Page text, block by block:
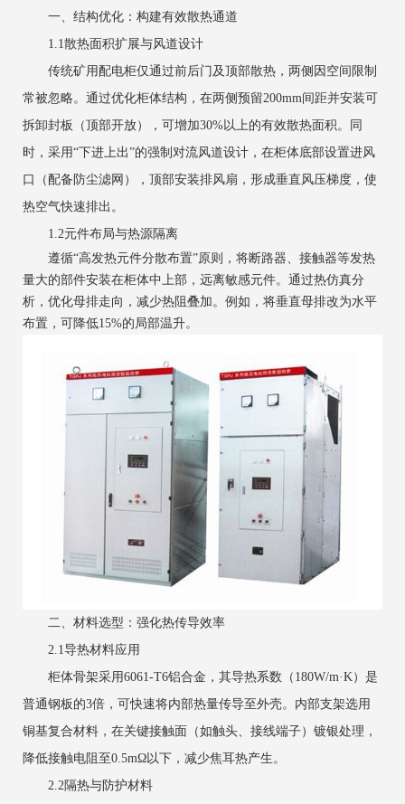
一、结构优化：构建有效散热通道
1.1散热面积扩展与风道设计
传统矿用配电柜仅通过前后门及顶部散热，两侧因空间限制
常被忽略。通过优化柜体结构，在两侧预留200mm间距并安装可
拆卸封板（顶部开放），可增加30%以上的有效散热面积。同
时，采用“下进上出”的强制对流风道设计，在柜体底部设置进风
口（配备防尘滤网），顶部安装排风扇，形成垂直风压梯度，使
热空气快速排出。
1.2元件布局与热源隔离
遵循“高发热元件分散布置”原则，将断路器、接触器等发热
量大的部件安装在柜体中上部，远离敏感元件。通过热仿真分
析，优化母排走向，减少热阻叠加。例如，将垂直母排改为水平
布置，可降低15%的局部温升。
二、材料选型：强化热传导效率
2.1导热材料应用
柜体骨架采用6061-T6铝合金，其导热系数（180W/m·K）是
普通钢板的3倍，可快速将内部热量传导至外壳。内部支架选用
铜基复合材料，在关键接触面（如触头、接线端子）镀银处理，
降低接触电阻至0.5mΩ以下，减少焦耳热产生。
2.2隔热与防护材料